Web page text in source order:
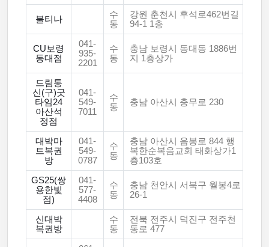
불티나
수
동
강원 춘천시 후석로462번길
94-1 1층
CU보령
동대점
041-
935-
2201
수
동
충남 보령시 동대동 1886번
지 1층상가
드림통
신(구)굿
타임24
아산석
정점
041-
549-
7011
수
동
충남 아산시 충무로 230
대박마
트복권
방
041-
549-
0787
수
동
충남 아산시 음봉로 844 행
복한순복음교회 태화상가1
층103호
GS25(쌍
용한빛
점)
041-
577-
4408
수
동
충남 천안시 서북구 월봉4로
26-1
신대박
복권방
수
동
전북 전주시 덕진구 전주천
동로 477